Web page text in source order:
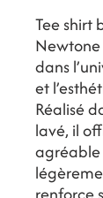
Tee shirt
Newtone
dans
et
Réalisé
lavé, il